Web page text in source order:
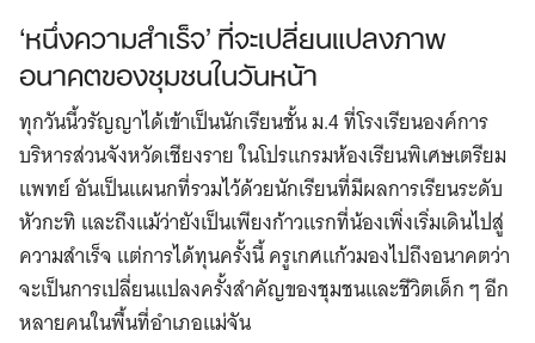
‘หนึ่งความสำเร็จ’ ที่จะเปลี่ยนแปลงภาพ
อนาคตของชุมชนในวันหน้า
ทุกวันนี้วรัญญาได้เข้าเป็นนักเรียนชั้น ม.4 ที่โรงเรียนองค์การ
บริหารส่วนจังหวัดเชียงราย ในโปรแกรมห้องเรียนพิเศษเตรียม
แพทย์ อันเป็นแผนกที่รวมไว้ด้วยนักเรียนที่มีผลการเรียนระดับ
หัวกะทิ และถึงแม้ว่ายังเป็นเพียงก้าวแรกที่น้องเพิ่งเริ่มเดินไปสู่
ความสำเร็จ แต่การได้ทุนครั้งนี้ ครูเกศแก้วมองไปถึงอนาคตว่า
จะเป็นการเปลี่ยนแปลงครั้งสำคัญของชุมชนและชีวิตเด็ก ๆ อีก
หลายคนในพื้นที่อำเภอแม่จัน